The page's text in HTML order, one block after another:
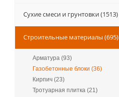
Сухие смеси и грунтовки (1513)
Строительные материалы (695)
Арматура (93)
Газобетонные блоки (36)
Кирпич (23)
Тротуарная плитка (21)